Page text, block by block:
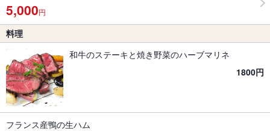
5,000円
料理
和牛のステーキと焼き野菜のハーブマリネ
1800円
フランス産鴨の生ハム